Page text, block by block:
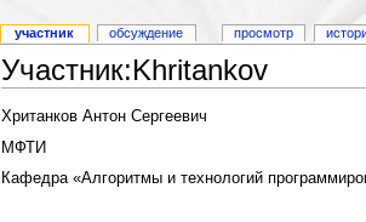
Участник:Khritankov
Хританков Антон Сергеевич
МФТИ
Кафедра «Алгоритмы и технологий
участник обсуждение просмотр